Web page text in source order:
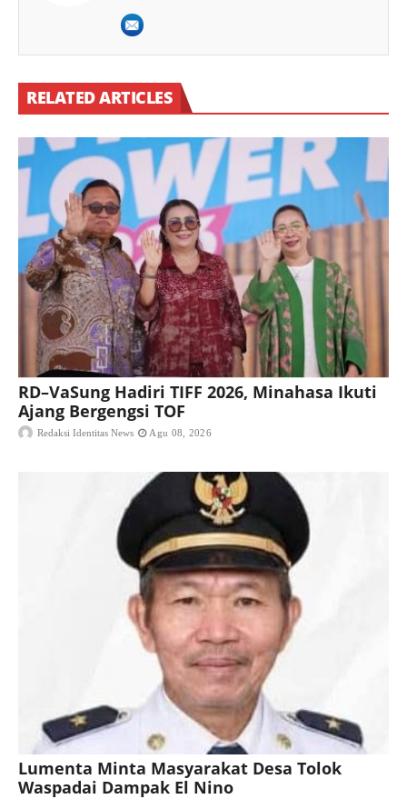
RELATED ARTICLES
RD–VaSung Hadiri TIFF 2026, Minahasa Ikuti
Ajang Bergengsi TOF
Redaksi Identitas News Agu 08, 2026
Lumenta Minta Masyarakat Desa Tolok
Waspadai Dampak El Nino